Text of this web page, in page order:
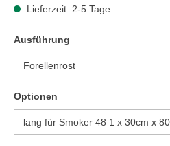
Lieferzeit: 2-5 Tage
Ausführung
Optionen